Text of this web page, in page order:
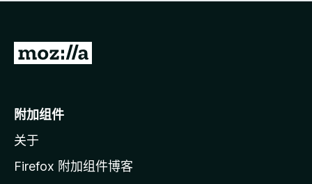
无
转
o
i
l
附加组件
关于
Firefox 附加组件博客